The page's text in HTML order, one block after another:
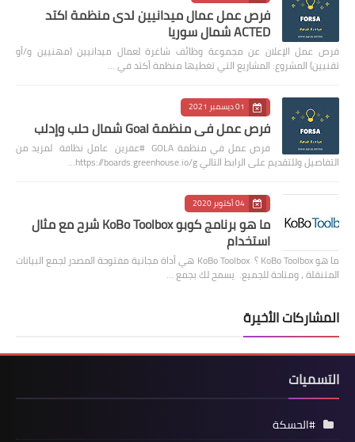
فرص عمل عمال ميدانيين لدى منظمة اكتد
ACTED شمال سوريا
فرص عمل الإعلان عن مجموعة وظائف شاغرة لعمال ميدانيين (مهنيين و/أو
تقنيين) المشروع: المشاريع التي تغطيها منظمة أكتد في …
01 ديسمبر 2021
فرص عمل في منظمة Goal شمال حلب وإدلب
فرص عمل في منظمة GOLA #عفرين عامل نظافة لمزيد من
التفاصيل وللتقديم على الرابط التالي https://boards.greenhouse.io/g…
04 أكتوبر 2020
ما هو برنامج كوبو KoBo Toolbox شرح مع مثال
استخدام
ما هو KoBo Toolbox ؟ KoBo Toolbox هي أداة مجانية مفتوحة المصدر لجمع البيانات
المتنقلة ، ومتاحة للجميع. يسمح لك بجمع …
المشاركات الأخيرة
التسميات
#الحسكة